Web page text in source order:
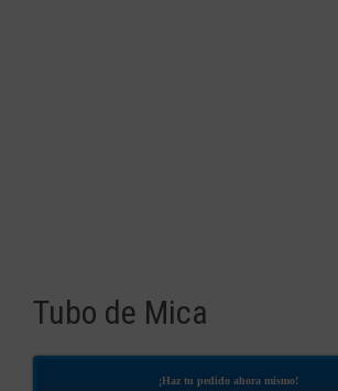
Tubo de Mica
¡Haz tu pedido ahora mismo!